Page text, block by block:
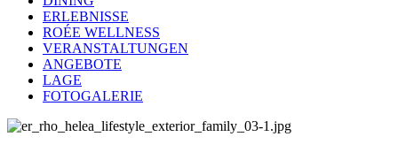
ERLEBNISSE
ROÉE WELLNESS
VERANSTALTUNGEN
ANGEBOTE
LAGE
FOTOGALERIE